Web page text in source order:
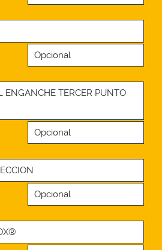
Opcional
ENGANCHE TERCER PUNTO
Opcional
Opcional